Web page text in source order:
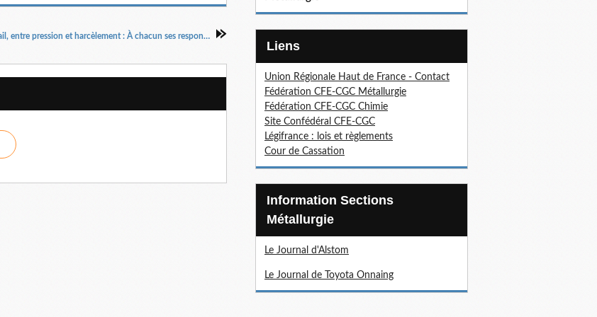
Le stress au travail, entre pression et harcèlement : À chacun ses responsabilités, par Alexis Vaudoyer
Liens
Union Régionale Haut de France - Contact
Fédération CFE-CGC Métallurgie
Fédération CFE-CGC Chimie
Site Confédéral CFE-CGC
Légifrance : lois et règlements
Cour de Cassation
Information Sections
Métallurgie
Le Journal d'Alstom
Le Journal de Toyota Onnaing